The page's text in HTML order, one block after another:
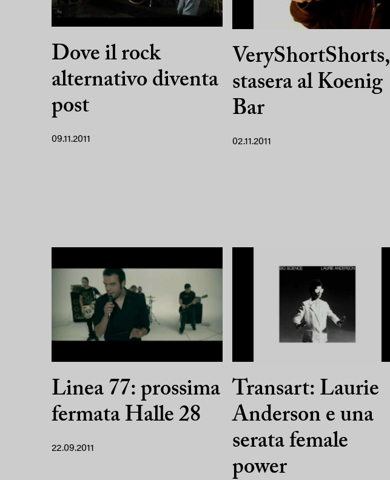
Dove il rock
alternativo diventa
post
09.11.2011
VeryShortShorts,
stasera al Koenig
Bar
02.11.2011
Linea 77: prossima
fermata Halle 28
22.09.2011
Transart: Laurie
Anderson e una
serata female
power